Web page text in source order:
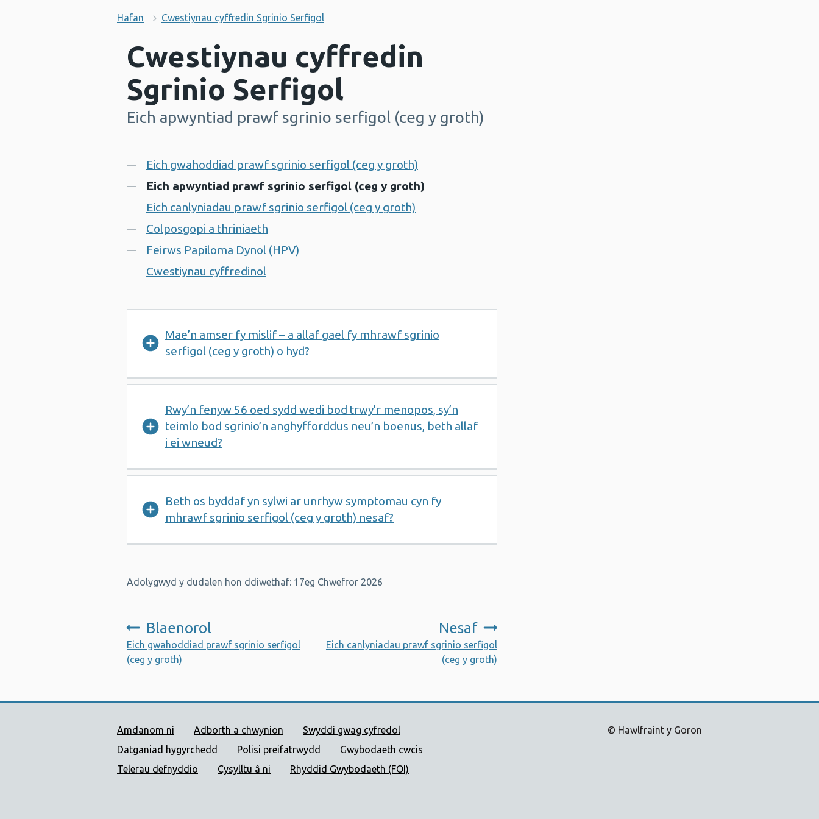
Hafan Cwestiynau cyffredin Sgrinio Serfigol
Cwestiynau cyffredin
Sgrinio Serfigol
-
Eich apwyntiad prawf sgrinio serfigol (ceg y groth)
Cynnwys
Eich gwahoddiad prawf sgrinio serfigol (ceg y groth)
Eich apwyntiad prawf sgrinio serfigol (ceg y groth)
Eich canlyniadau prawf sgrinio serfigol (ceg y groth)
Colposgopi a thriniaeth
Feirws Papiloma Dynol (HPV)
Cwestiynau cyffredinol
Mae’n amser fy mislif – a allaf gael fy mhrawf sgrinio
serfigol (ceg y groth) o hyd?
Rwy’n fenyw 56 oed sydd wedi bod trwy’r menopos, sy’n
teimlo bod sgrinio’n anghyfforddus neu’n boenus, beth allaf
i ei wneud?
Beth os byddaf yn sylwi ar unrhyw symptomau cyn fy
mhrawf sgrinio serfigol (ceg y groth) nesaf?
Adolygwyd y dudalen hon ddiwethaf: 17eg Chwefror 2026
Blaenorol
:
Eich gwahoddiad prawf sgrinio serfigol
(ceg y groth)
Nesaf
Eich canlyniadau prawf sgrinio serfigol
(ceg y groth)
Dolenni Cymorth Iechyd Cyhoeddus Cymru
Amdanom ni Adborth a chwynion
Swyddi gwag cyfredol
Datganiad hygyrchedd
Polisi preifatrwydd
Gwybodaeth cwcis
Telerau defnyddio
Cysylltu â ni Rhyddid Gwybodaeth (FOI)
© Hawlfraint y Goron